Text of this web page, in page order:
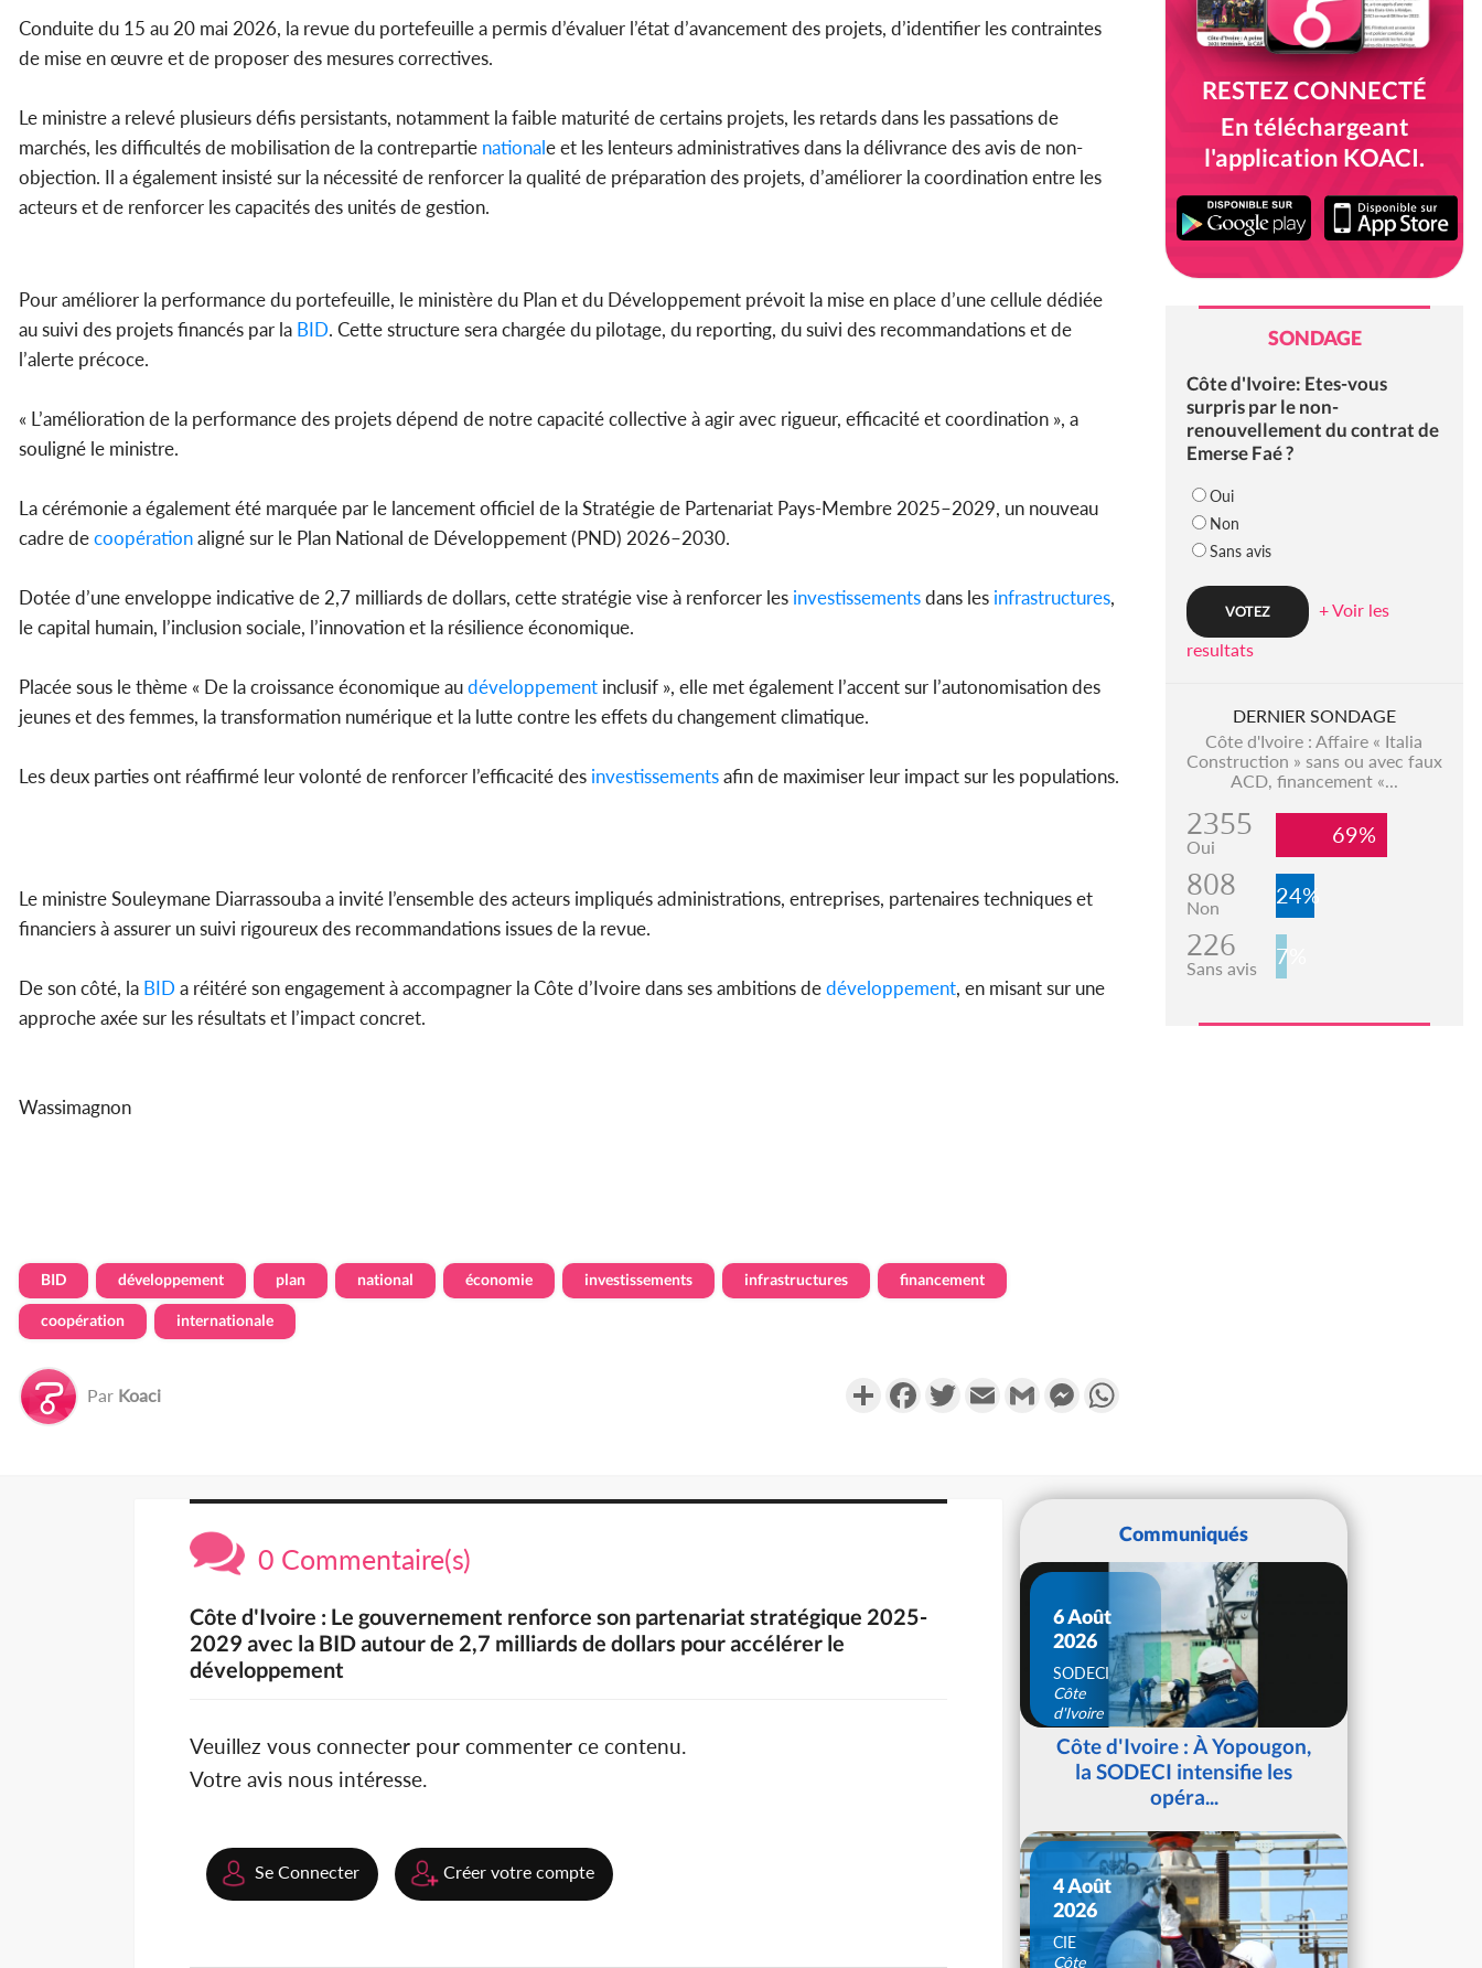
Conduite du 15 au 20 mai 2026, la revue du portefeuille a permis d’évaluer l’état d’avancement des projets, d’identifier les contraintes
de mise en œuvre et de proposer des mesures correctives.
Le ministre a relevé plusieurs défis persistants, notamment la faible maturité de certains projets, les retards dans les passations de
marchés, les difficultés de mobilisation de la contrepartie nationale et les lenteurs administratives dans la délivrance des avis de non-
objection. Il a également insisté sur la nécessité de renforcer la qualité de préparation des projets, d’améliorer la coordination entre les
acteurs et de renforcer les capacités des unités de gestion.
Pour améliorer la performance du portefeuille, le ministère du Plan et du Développement prévoit la mise en place d’une cellule dédiée
au suivi des projets financés par la BID. Cette structure sera chargée du pilotage, du reporting, du suivi des recommandations et de
l’alerte précoce.
« L’amélioration de la performance des projets dépend de notre capacité collective à agir avec rigueur, efficacité et coordination », a
souligné le ministre.
La cérémonie a également été marquée par le lancement officiel de la Stratégie de Partenariat Pays-Membre 2025–2029, un nouveau
cadre decoopérationaligné sur le Plan National de Développement (PND) 2026–2030.
Dotée d’une enveloppe indicative de 2,7 milliards de dollars, cette stratégie vise à renforcer les investissementsdans les infrastructures,
le capital humain, l’inclusion sociale, l’innovation et la résilience économique.
Placée sous le thème « De la croissance économique audéveloppement inclusif », elle met également l’accent sur l’autonomisation des
jeunes et des femmes, la transformation numérique et la lutte contre les effets du changement climatique.
Les deux parties ont réaffirmé leur volonté de renforcer l’efficacité des investissementsafin de maximiser leur impact sur les populations.
Le ministre Souleymane Diarrassouba a invité l’ensemble des acteurs impliqués administrations, entreprises, partenaires techniques et
financiers à assurer un suivi rigoureux des recommandations issues de la revue.
De son côté, la BID a réitéré son engagement à accompagner la Côte d’Ivoire dans ses ambitions dedéveloppement, en misant sur une
approche axée sur les résultats et l’impact concret.
Wassimagnon
BID développement plan national économie investissements infrastructures financement
coopération internationale
Par Koaci PartagerFacebookTwitterEmail Gmail Messenger
RESTEZ CONNECTÉ
En téléchargeant
l'application KOACI.
SONDAGE
Côte d'Ivoire: Etes-vous
surpris par le non-
renouvellement du contrat de
Emerse Faé ?
Oui
Non
Sans avis
+ Voir les
resultats
DERNIER SONDAGE
Côte d'Ivoire : Affaire « Italia
Construction » sans ou avec faux
ACD, financement «...
2355
Oui 69%
808
Non 24%
226
Sans avis 7%
0 Commentaire(s)
Côte d'Ivoire : Le gouvernement renforce son partenariat stratégique 2025-
2029 avec la BID autour de 2,7 milliards de dollars pour accélérer le
développement
Veuillez vous connecter pour commenter ce contenu.
Votre avis nous intéresse.
Se Connecter Créer votre compte
Communiqués
6 Août
2026
SODECI
Côte
d'Ivoire
Côte d'Ivoire : À Yopougon,
la SODECI intensifie les
opéra...
4 Août
2026
CIE
Côte